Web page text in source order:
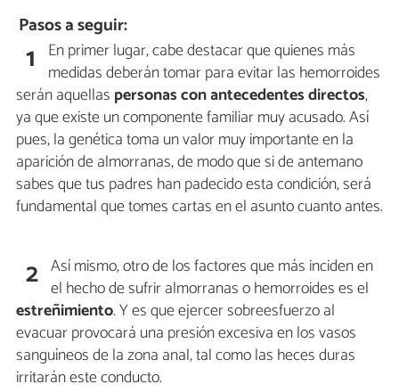
Pasos a seguir:
1 En primer lugar, cabe destacar que quienes más
medidas deberán tomar para evitar las hemorroides
serán aquellas personas con antecedentes directos,
ya que existe un componente familiar muy acusado. Así
pues, la genética toma un valor muy importante en la
aparición de almorranas, de modo que si de antemano
sabes que tus padres han padecido esta condición, será
fundamental que tomes cartas en el asunto cuanto antes.
2 Así mismo, otro de los factores que más inciden en
el hecho de sufrir almorranas o hemorroides es el
estreñimiento. Y es que ejercer sobreesfuerzo al
evacuar provocará una presión excesiva en los vasos
sanguíneos de la zona anal, tal como las heces duras
irritarán este conducto.